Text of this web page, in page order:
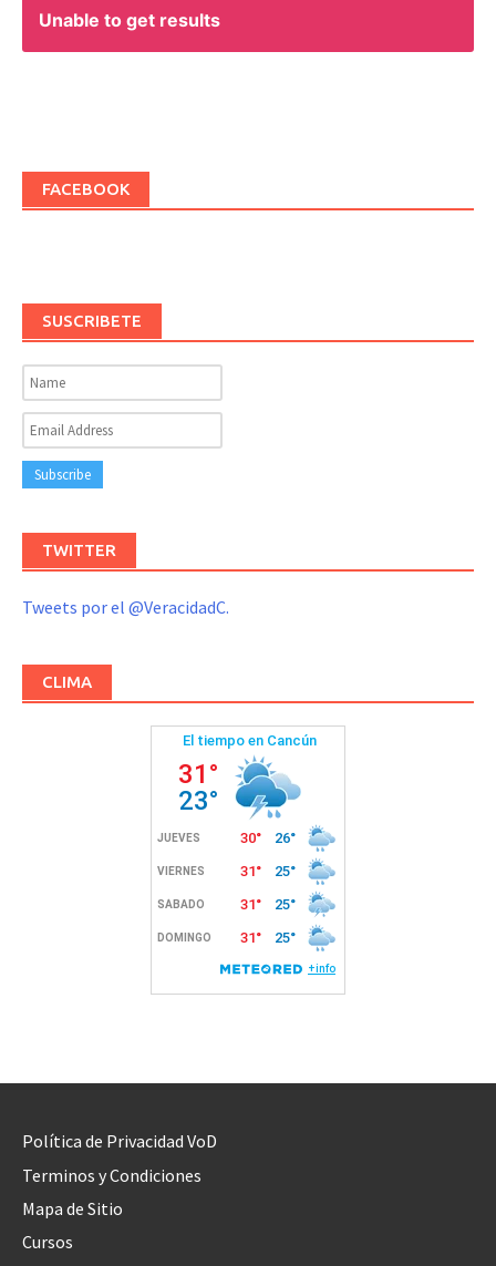
Unable to get results
FACEBOOK
SUSCRIBETE
TWITTER
Tweets por el @VeracidadC.
CLIMA
Política de Privacidad VoD
Terminos y Condiciones
Mapa de Sitio
Cursos